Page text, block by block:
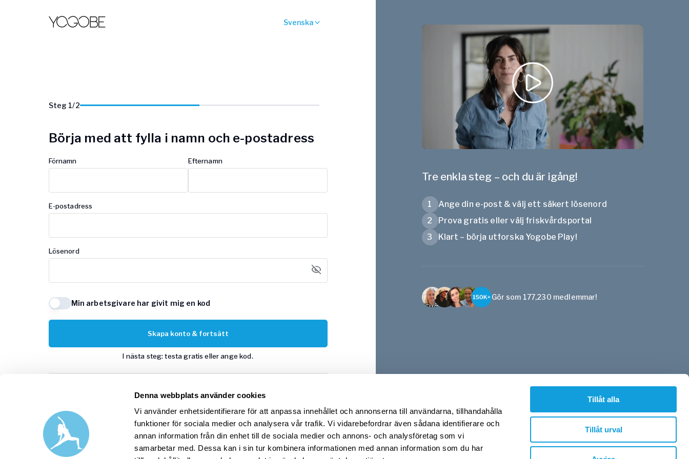
Denna webbplats använder cookies
Vi använder enhetsidentifierare för att anpassa innehållet och annonserna till användarna, tillhandahålla
funktioner för sociala medier och analysera vår trafik. Vi vidarebefordrar även sådana identifierare och
annan information från din enhet till de sociala medier och annons- och analysföretag som vi
samarbetar med. Dessa kan i sin tur kombinera informationen med annan information som du har
Tillåt alla
Tillåt urval
Svenska
Steg 1/2
Börja med att fylla i namn och e-postadress
Förnamn Efternamn
E-postadress
Lösenord
Min arbetsgivare har givit mig en kod
Skapa konto & fortsätt
I nästa steg: testa gratis eller ange kod.
Har du redan ett Yogobe-konto?Logga in
Tre enkla steg – och du är igång!
1
Ange din e-post & välj ett säkert lösenord
2
Prova gratis eller välj friskvårdsportal
3
Klart – börja utforska Yogobe Play!
Gör som 177,230 medlemmar!